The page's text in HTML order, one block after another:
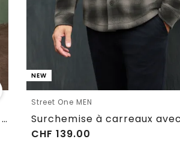
Surchemise en velours côtelé avec poches poitrine
NEW
Street One MEN
CHF 139.00